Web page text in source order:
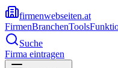
firmenwebseiten.at
FirmenBranchenTools
Suche
Firma eintragen